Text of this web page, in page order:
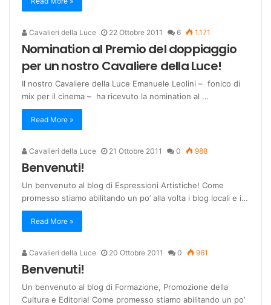
Cavalieri della Luce 22 Ottobre 2011 6 1.171
Nomination al Premio del doppiaggio
per un nostro Cavaliere della Luce!
Il nostro Cavaliere della Luce Emanuele Leolini – fonico di
mix per il cinema – ha ricevuto la nomination al …
Read More »
Cavalieri della Luce 21 Ottobre 2011 0 988
Benvenuti!
Un benvenuto al blog di Espressioni Artistiche! Come
promesso stiamo abilitando un po’ alla volta i blog locali e i…
Read More »
Cavalieri della Luce 20 Ottobre 2011 0 961
Benvenuti!
Un benvenuto al blog di Formazione, Promozione della
Cultura e Editoria! Come promesso stiamo abilitando un po’